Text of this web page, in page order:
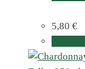
5,80 €